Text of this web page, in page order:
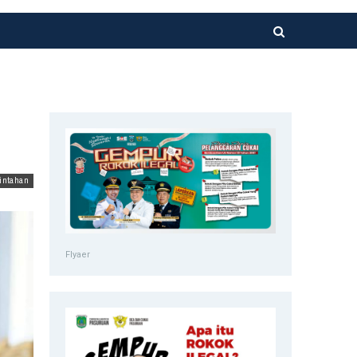
Flyaer
Hukrim
Satlantas Polres
Pasuruan Kota
Gerak Cepat
Urai Kemacetan